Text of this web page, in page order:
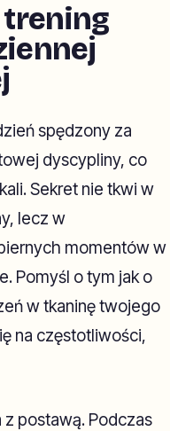
trening
spędzony za
dyscypliny, co
Sekret nie tkwi w
lecz w
momentów w
Pomyśl o tym jak o
w tkaninę twojego
na częstotliwości,
postawą. Podczas